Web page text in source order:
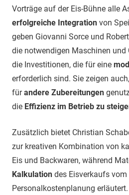
Vorträge auf der Eis-Bühne alle
erfolgreiche Integration von
geben Giovanni Sorce und
die notwendigen Maschinen und
die Investitionen, die für eine
erforderlich sind. Sie zeigen
fürandere Zubereitungen
die Effizienz im Betrieb zu
Zusätzlich bietet Christian
zur kreativen Kombination von
Eis und Backwaren, während
Kalkulation des Eisverkaufs
Personalkostenplanung erläutert.